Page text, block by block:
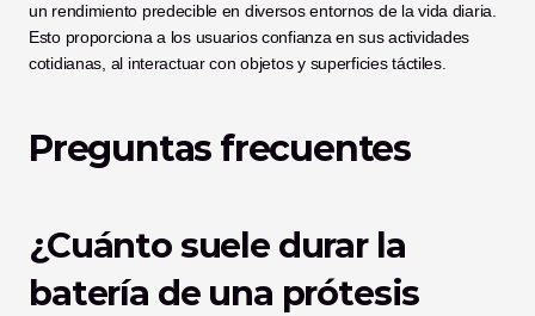
un rendimiento predecible en diversos entornos de la vida diaria.
Esto proporciona a los usuarios confianza en sus actividades
cotidianas, al interactuar con objetos y superficies táctiles.
Preguntas frecuentes
¿Cuánto suele durar la
batería de una prótesis